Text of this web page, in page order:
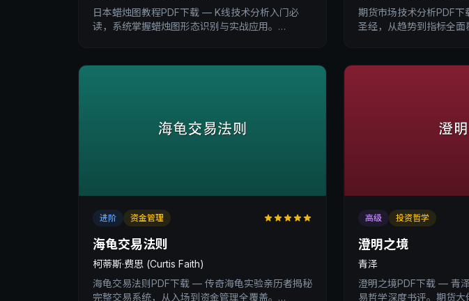
日本蜡烛图教程PDF下载 — K线技术分析入门必
读，系统掌握蜡烛图形态识别与实战应用。
期货市场技术分析PDF
圣经，从趋势到指标全
进阶 资金管理
海龟交易法则
柯蒂斯·费思 (Curtis Faith)
海龟交易法则PDF下载 — 传奇海龟实验亲历者揭秘
完整交易系统，从入场到资金管理全覆盖。
高级 投资哲学
澄明之境
青泽
澄明之境PDF下载 — 青
易哲学深度书评。期货